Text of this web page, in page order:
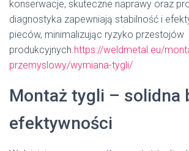
konserwacje, skuteczne naprawy oraz
diagnostyka zapewniają stabilność i
pieców, minimalizując ryzyko przestojów
produkcyjnych.https://weldmetal.eu/
przemyslowy/wymiana-tygli/
Montaż tygli – solidna
efektywności